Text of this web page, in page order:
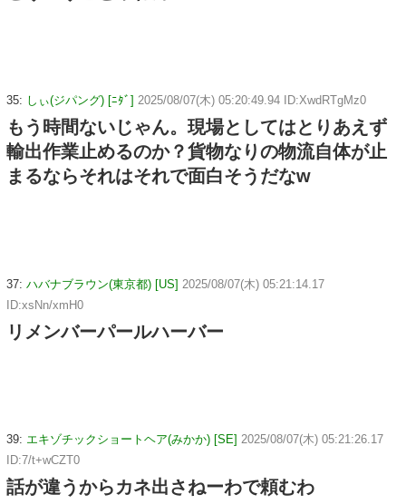
35: しぃ(ジパング) [ﾆﾀﾞ] 2025/08/07(木) 05:20:49.94 ID:XwdRTgMz0
もう時間ないじゃん。現場としてはとりあえず
輸出作業止めるのか？貨物なりの物流自体が止
まるならそれはそれで面白そうだなw
37: ハバナブラウン(東京都) [US] 2025/08/07(木) 05:21:14.17
ID:xsNn/xmH0
リメンバーパールハーバー
39: エキゾチックショートヘア(みかか) [SE] 2025/08/07(木) 05:21:26.17
ID:7/t+wCZT0
話が違うからカネ出さねーわで頼むわ